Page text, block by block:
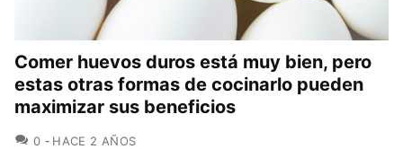
Comer huevos duros está muy bien, pero
estas otras formas de cocinarlo pueden
maximizar sus beneficios
0 COMENTARIOS
HACE 2 AÑOS